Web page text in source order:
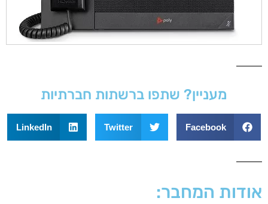
מעניין? שתפו ברשתות חברתיות
Facebook
Twitter
LinkedIn
אודות המחבר: